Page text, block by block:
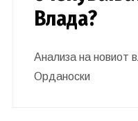
Влада?
Анализа на новиот
Орданоски